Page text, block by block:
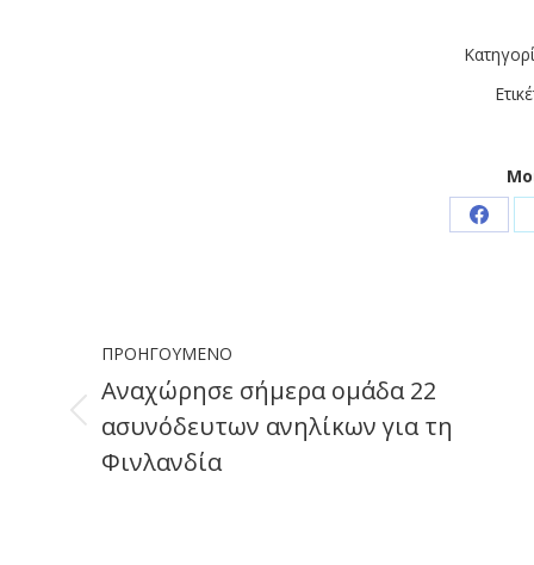
Share
navigation
ΠΡΟΗΓΟΎΜΕΝΟ
Previous
post:
Αναχώρησε σήμερα ομάδα 22
ασυνόδευτων ανηλίκων για τη
Φινλανδία